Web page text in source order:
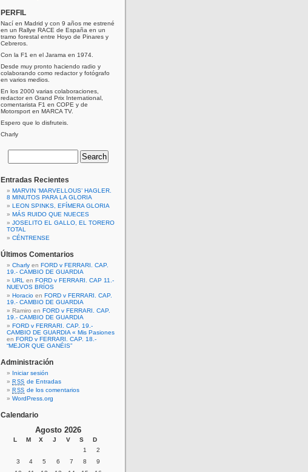
PERFIL
Nací en Madrid y con 9 años me estrené
en un Rallye RACE de España en un
tramo forestal entre Hoyo de Pinares y
Cebreros.
Con la F1 en el Jarama en 1974.
Desde muy pronto haciendo radio y
colaborando como redactor y fotógrafo
en varios medios.
En los 2000 varias colaboraciones,
redactor en Grand Prix International,
comentarista F1 en COPE y de
Motorsport en MARCA TV.
Espero que lo disfruteis.
Charly
Entradas Recientes
MARVIN ‘MARVELLOUS’ HAGLER.
8 MINUTOS PARA LA GLORIA
LEON SPINKS, EFÍMERA GLORIA
MÁS RUIDO QUE NUECES
JOSELITO EL GALLO, EL TORERO
TOTAL
CÉNTRENSE
Últimos Comentarios
Charly en FORD v FERRARI. CAP.
19.- CAMBIO DE GUARDIA
URL
en FORD v FERRARI. CAP 11.-
NUEVOS BRÍOS
Horacio en FORD v FERRARI. CAP.
19.- CAMBIO DE GUARDIA
Ramiro en FORD v FERRARI. CAP.
19.- CAMBIO DE GUARDIA
FORD v FERRARI. CAP. 19.-
CAMBIO DE GUARDIA « Mis Pasiones
en FORD v FERRARI. CAP. 18.-
“MEJOR QUE GANÉIS”
Administración
Iniciar sesión
RSS de Entradas
RSS de los comentarios
WordPress.org
Calendario
Agosto 2026
L M X J V S
D
1
2
3
4 5 6 7 8
9